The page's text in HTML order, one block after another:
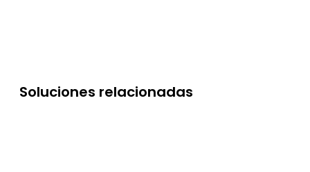
Soluciones relacionadas